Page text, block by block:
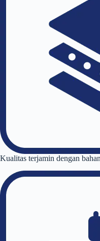
Kualitas terjamin dengan